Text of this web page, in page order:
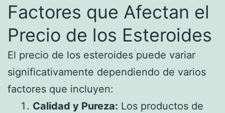
Factores que Afectan el
Precio de los Esteroides
El precio de los esteroides puede variar
significativamente dependiendo de varios
factores que incluyen:
Calidad y Pureza: Los productos de